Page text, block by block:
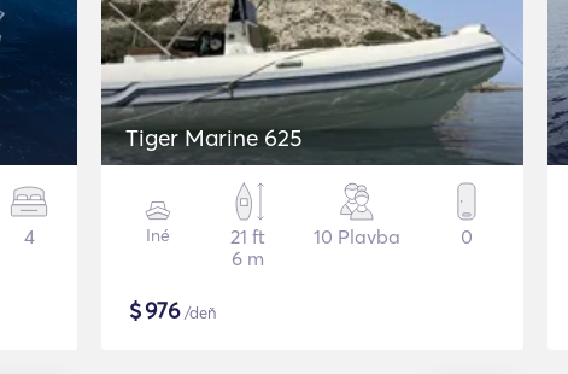
4
Tiger Marine 625
Iné
21 ft
6 m
10 Plavba 0
$976/deň